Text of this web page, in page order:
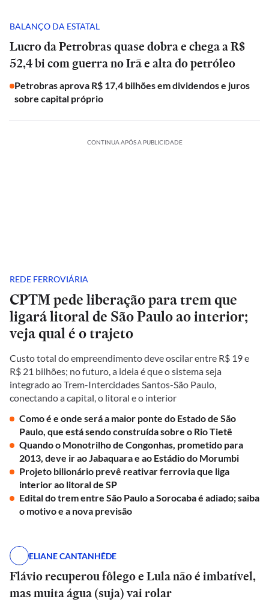
BALANÇO DA ESTATAL
Lucro da Petrobras quase dobra e chega a R$
52,4 bi com guerra no Irã e alta do petróleo
Petrobras aprova R$ 17,4 bilhões em dividendos e juros
sobre capital próprio
CONTINUA APÓS A PUBLICIDADE
REDE FERROVIÁRIA
CPTM pede liberação para trem que
ligará litoral de São Paulo ao interior;
veja qual é o trajeto
Custo total do empreendimento deve oscilar entre R$ 19 e
R$ 21 bilhões; no futuro, a ideia é que o sistema seja
integrado ao Trem-Intercidades Santos-São Paulo,
conectando a capital, o litoral e o interior
Como é e onde será a maior ponte do Estado de São
Paulo, que está sendo construída sobre o Rio Tietê
Quando o Monotrilho de Congonhas, prometido para
2013, deve ir ao Jabaquara e ao Estádio do Morumbi
Projeto bilionário prevê reativar ferrovia que liga
interior ao litoral de SP
Edital do trem entre São Paulo a Sorocaba é adiado; saiba
o motivo e a nova previsão
ELIANE CANTANHÊDE
Flávio recuperou fôlego e Lula não é imbatível,
mas muita água (suja) vai rolar